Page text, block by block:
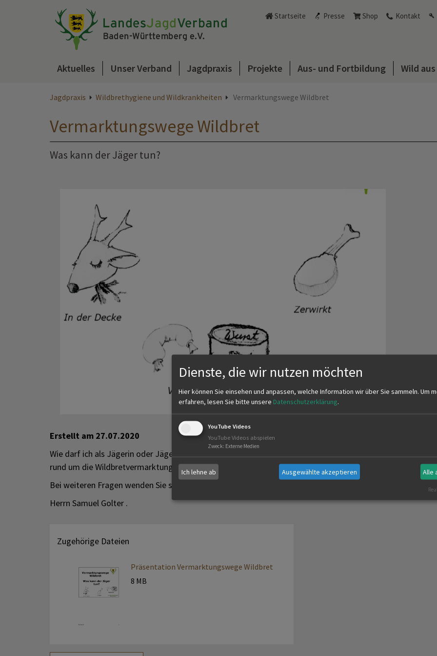
Startseite Presse Shop Kontakt
Aktuelles Unser Verband Jagdpraxis Projekte Aus- und Fortbildung Wild aus
Jagdpraxis Wildbrethygiene und Wildkrankheiten Vermarktungswege Wildbret
Vermarktungswege Wildbret
Was kann der Jäger tun?
Erstellt am 27.07.2020
Wie darf ich als Jägerin oder Jäger Wildbret vermarkten? In der Präsentation finden Sie Antworten
rund um die Wildbretvermarktung.
Bei weiteren Fragen wenden Sie sich gerne an
Herrn Samuel Golter .
Zugehörige Dateien
Präsentation Vermarktungswege Wildbret
8 MB
Dienste, die wir nutzen möchten
Hier können Sie einsehen und anpassen, welche Information wir über Sie sammeln. Um
erfahren, lesen Sie bitte unsere Datenschutzerklärung.
YouTube Videos
YouTube Videos abspielen
Zweck: Externe Medien
Ich lehne ab Ausgewählte akzeptieren Alle